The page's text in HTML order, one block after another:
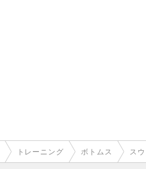
トレーニング ボトムス ス